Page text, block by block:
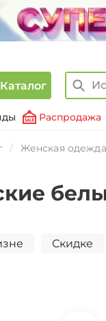
Каталог
Распродажа
Женская одежда
Скидке